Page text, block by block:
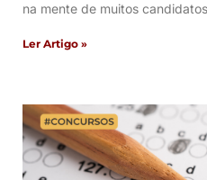
na mente de muitos
Ler Artigo »